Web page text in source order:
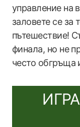
управление на
заловете се за
пътешествие!
финала, но не
често обгръща